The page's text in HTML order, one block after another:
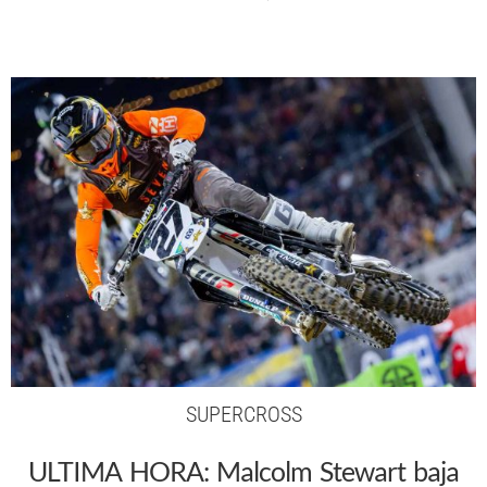
SUPERCROSS
ULTIMA HORA: Malcolm Stewart baja